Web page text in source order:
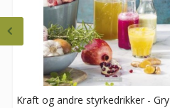
Kraft og andre styrkedrikker - Gry